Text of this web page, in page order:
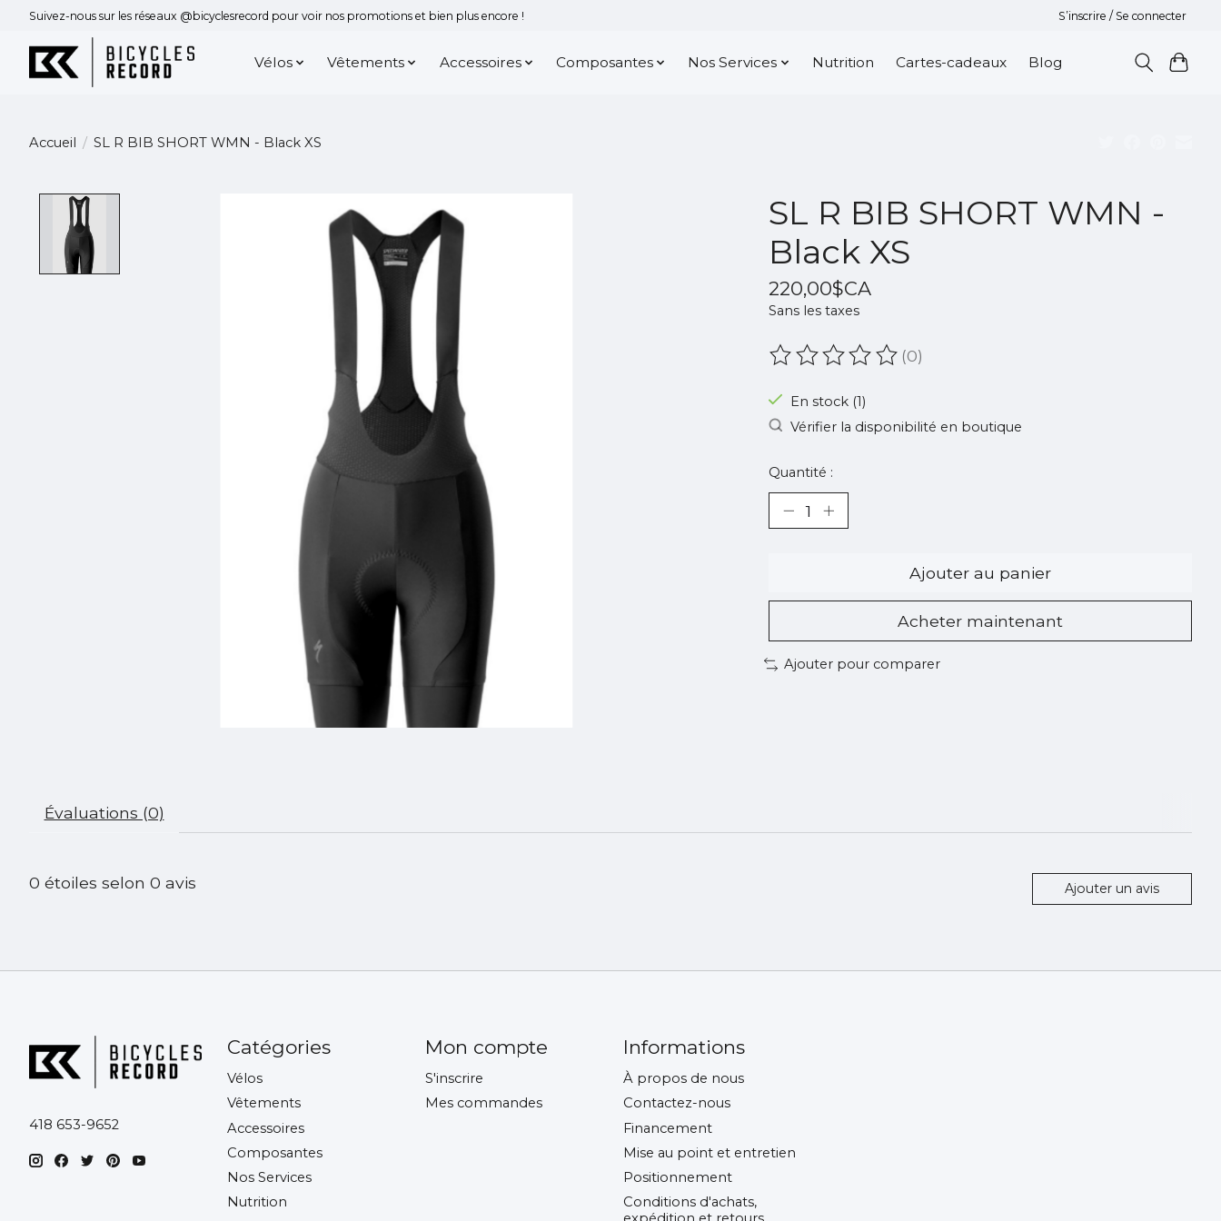
Suivez-nous sur les réseaux @bicyclesrecord pour voir nos promotions et bien plus encore ! S’inscrire / Se connecter
Vélos Vêtements Accessoires Composantes Nos Services Nutrition Cartes-cadeaux Blog
Accueil / SL R BIB SHORT WMN - Black XS
SL R BIB SHORT WMN -
Black XS
220,00$CA
Sans les taxes
Ce produit est évalué à
(0)
En stock (1)
Vérifier la disponibilité en boutique
Quantité :
Ajouter au panier
Acheter maintenant
Ajouter pour comparer
Évaluations (0)
0 étoiles selon 0 avis Ajouter un avis
418 653-9652
Catégories
Vélos
Vêtements
Accessoires
Composantes
Nos Services
Nutrition
Mon compte
S'inscrire
Mes commandes
Informations
À propos de nous
Contactez-nous
Financement
Mise au point et entretien
Positionnement
Conditions d'achats,